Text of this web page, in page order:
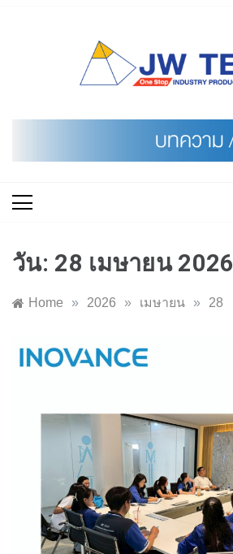
วัน: 28 เมษายน 2026
Home » 2026 » เมษายน » 28